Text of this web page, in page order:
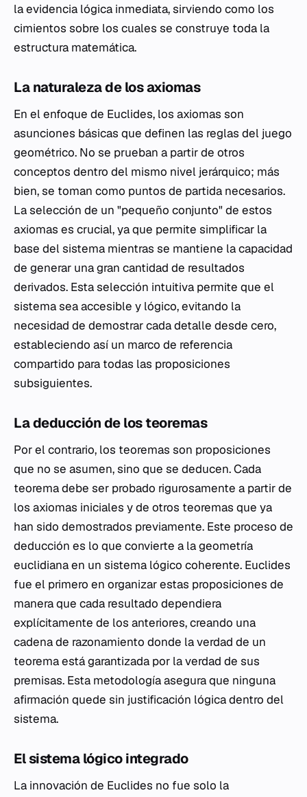
la evidencia lógica inmediata, sirviendo como los
cimientos sobre los cuales se construye toda la
estructura matemática.
La naturaleza de los axiomas
En el enfoque de Euclides, los axiomas son
asunciones básicas que definen las reglas del juego
geométrico. No se prueban a partir de otros
conceptos dentro del mismo nivel jerárquico; más
bien, se toman como puntos de partida necesarios.
La selección de un "pequeño conjunto" de estos
axiomas es crucial, ya que permite simplificar la
base del sistema mientras se mantiene la capacidad
de generar una gran cantidad de resultados
derivados. Esta selección intuitiva permite que el
sistema sea accesible y lógico, evitando la
necesidad de demostrar cada detalle desde cero,
estableciendo así un marco de referencia
compartido para todas las proposiciones
subsiguientes.
La deducción de los teoremas
Por el contrario, los teoremas son proposiciones
que no se asumen, sino que se deducen. Cada
teorema debe ser probado rigurosamente a partir de
los axiomas iniciales y de otros teoremas que ya
han sido demostrados previamente. Este proceso de
deducción es lo que convierte a la geometría
euclidiana en un sistema lógico coherente. Euclides
fue el primero en organizar estas proposiciones de
manera que cada resultado dependiera
explícitamente de los anteriores, creando una
cadena de razonamiento donde la verdad de un
teorema está garantizada por la verdad de sus
premisas. Esta metodología asegura que ninguna
afirmación quede sin justificación lógica dentro del
sistema.
El sistema lógico integrado
La innovación de Euclides no fue solo la